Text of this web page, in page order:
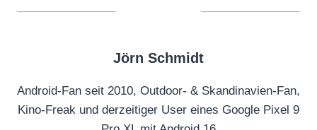
Jörn Schmidt
Android-Fan seit 2010, Outdoor- & Skandinavien-Fan,
Kino-Freak und derzeitiger User eines Google Pixel 9